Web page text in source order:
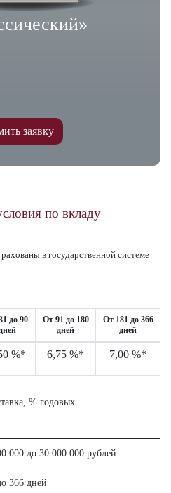
заявку
по вкладу
в государственной системе
до 90
От 91 до 180
дней
От 181 до 366
дней
%* 6,75 %* 7,00 %*
% годовых
000 до 30 000 000 рублей
366 дней